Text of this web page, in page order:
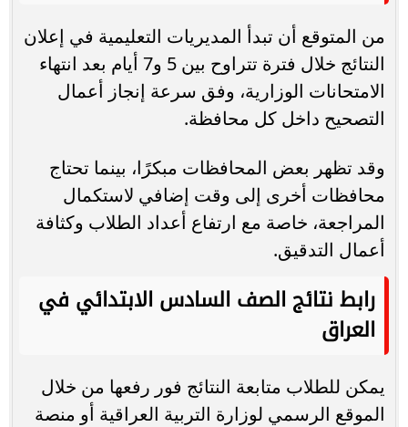
من المتوقع أن تبدأ المديريات التعليمية في إعلان
النتائج خلال فترة تتراوح بين 5 و7 أيام بعد انتهاء
الامتحانات الوزارية، وفق سرعة إنجاز أعمال
التصحيح داخل كل محافظة.
وقد تظهر بعض المحافظات مبكرًا، بينما تحتاج
محافظات أخرى إلى وقت إضافي لاستكمال
المراجعة، خاصة مع ارتفاع أعداد الطلاب وكثافة
أعمال التدقيق.
رابط نتائج الصف السادس الابتدائي في
العراق
يمكن للطلاب متابعة النتائج فور رفعها من خلال
الموقع الرسمي لوزارة التربية العراقية أو منصة